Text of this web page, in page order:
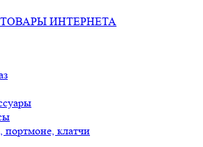
ИНТЕРНЕТА
портмоне, клатчи